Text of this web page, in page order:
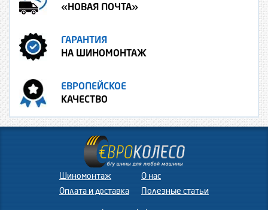
«НОВАЯ ПОЧТА»
ГАРАНТИЯ
НА ШИНОМОНТАЖ
ЕВРОПЕЙСКОЕ
КАЧЕСТВО
Шиномонтаж
Оплата и доставка
О нас
Полезные статьи